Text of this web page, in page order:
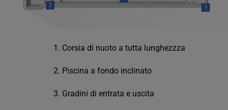
Corsia di nuoto a tutta lunghezzza
Piscina a fondo inclinato
Gradini di entrata e uscita